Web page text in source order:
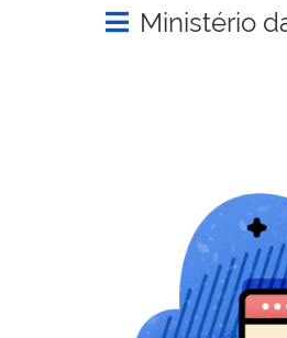
Abrir menu principal
Ministério